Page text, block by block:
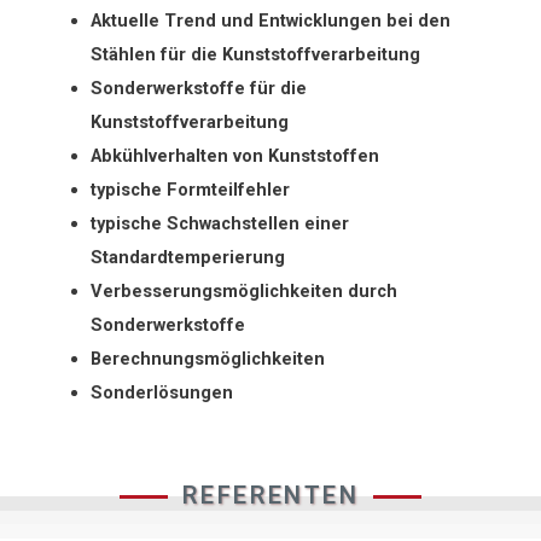
Aktuelle Trend und Entwicklungen bei den
Stählen für die Kunststoffverarbeitung
Sonderwerkstoffe für die
Kunststoffverarbeitung
Abkühlverhalten von Kunststoffen
typische Formteilfehler
typische Schwachstellen einer
Standardtemperierung
Verbesserungsmöglichkeiten durch
Sonderwerkstoffe
Berechnungsmöglichkeiten
Sonderlösungen
REFERENTEN